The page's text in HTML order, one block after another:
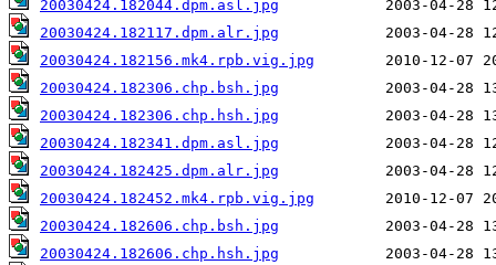
20030424.182044.dpm.asl.jpg
20030424.182117.dpm.alr.jpg
20030424.182156.mk4.rpb.vig.jpg
20030424.182306.chp.bsh.jpg
20030424.182306.chp.hsh.jpg
20030424.182341.dpm.asl.jpg
20030424.182425.dpm.alr.jpg
20030424.182452.mk4.rpb.vig.jpg
20030424.182606.chp.bsh.jpg
20030424.182606.chp.hsh.jpg